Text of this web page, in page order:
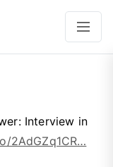
Interview in
2AdGZq1CR…